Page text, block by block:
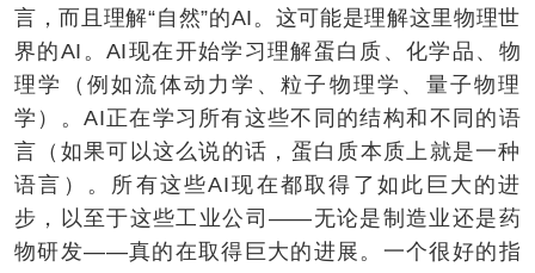
言，而且理解“自然”的AI。这可能是理解这里物理世
界的AI。AI现在开始学习理解蛋白质、化学品、物
理学（例如流体动力学、粒子物理学、量子物理
学）。AI正在学习所有这些不同的结构和不同的语
言（如果可以这么说的话，蛋白质本质上就是一种
语言）。所有这些AI现在都取得了如此巨大的进
步，以至于这些工业公司——无论是制造业还是药
物研发——真的在取得巨大的进展。一个很好的指